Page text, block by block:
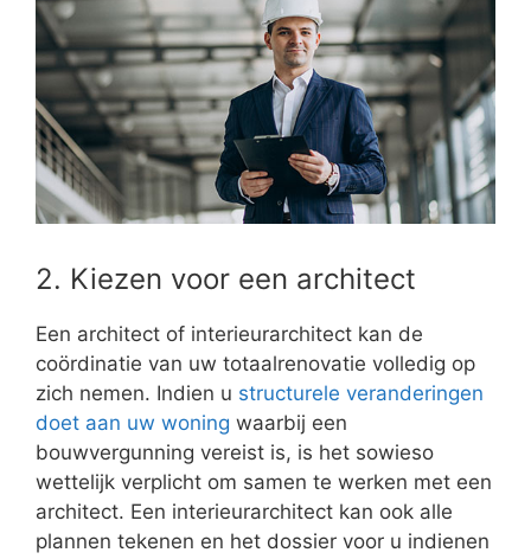
2. Kiezen voor een architect
Een architect of interieurarchitect kan de
coördinatie van uw totaalrenovatie volledig op
zich nemen. Indien u structurele veranderingen
doet aan uw woning waarbij een
bouwvergunning vereist is, is het sowieso
wettelijk verplicht om samen te werken met een
architect. Een interieurarchitect kan ook alle
plannen tekenen en het dossier voor u indienen